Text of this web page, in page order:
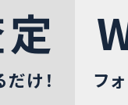
け！ フ